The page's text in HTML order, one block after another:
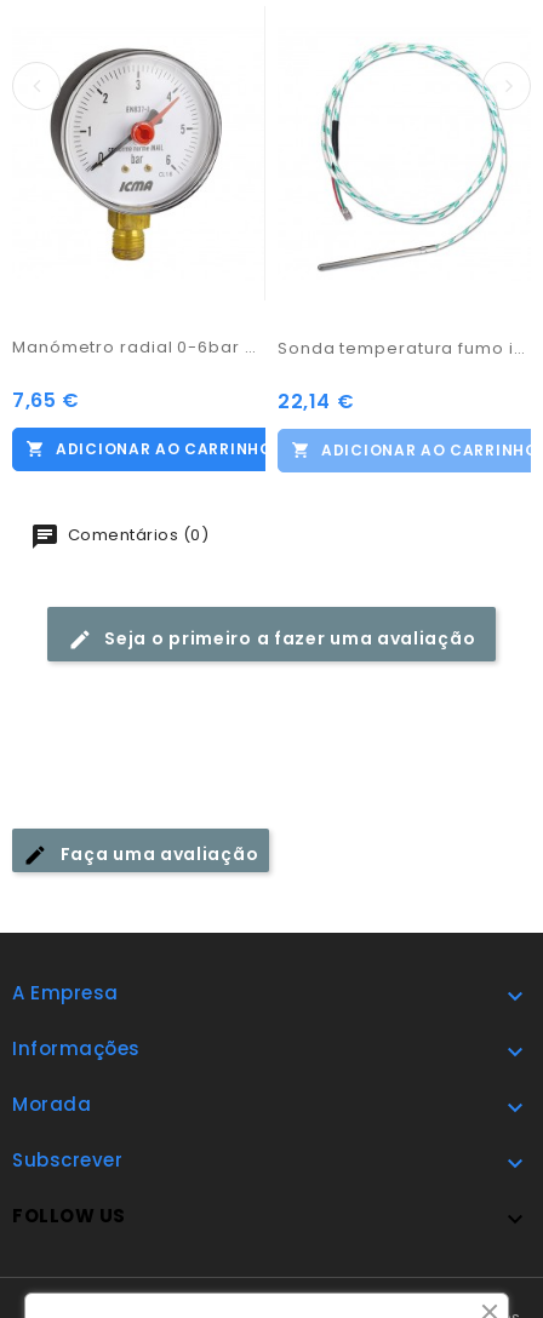
Manómetro radial 0-6bar c/ ligação 1/4"
Preço
7,65 €
ADICIONAR AO CARRINHO
Sonda temperatura fumo idrostufa pellets 0/500º
Preço
22,14 €
ADICIONAR AO CARRINHO
Comentários (0)
Seja o primeiro a fazer uma avaliação
Faça uma avaliação
A Empresa 
Informações 
Morada 
Subscrever 
FOLLOW US 